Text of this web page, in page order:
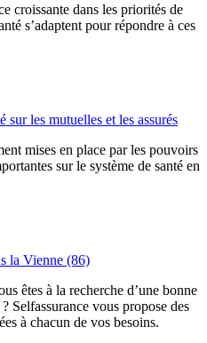
croissante dans les priorités de
s’adaptent pour répondre à ces
sur les mutuelles et les assurés
mises en place par les pouvoirs
sur le système de santé en
la Vienne (86)
êtes à la recherche d’une bonne
Selfassurance vous propose des
à chacun de vos besoins.